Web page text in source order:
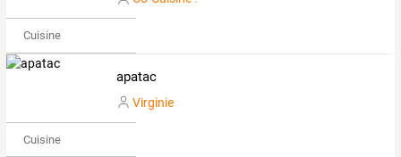
Cuisine
apatac
Virginie
Cuisine